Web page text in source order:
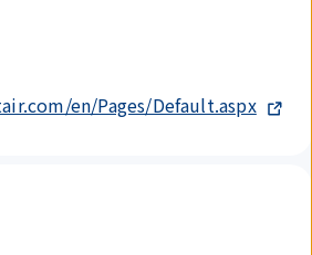
en/Pages/Default.aspx